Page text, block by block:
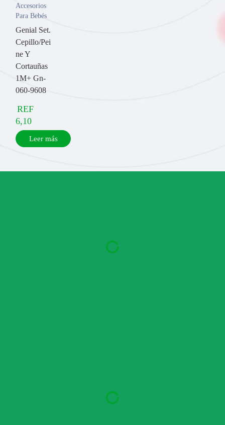
Accesorios
Para Bebés
Genial Set.
Cepillo/Pei
ne Y
Cortauñas
1M+ Gn-
060-9608
REF
6,10
Leer más